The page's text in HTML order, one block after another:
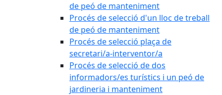
de peó de manteniment
Procés de selecció d'un lloc de treball
de peó de manteniment
Procés de selecció plaça de
secretari/a-interventor/a
Procés de selecció de dos
informadors/es turístics i un peó de
jardineria i manteniment